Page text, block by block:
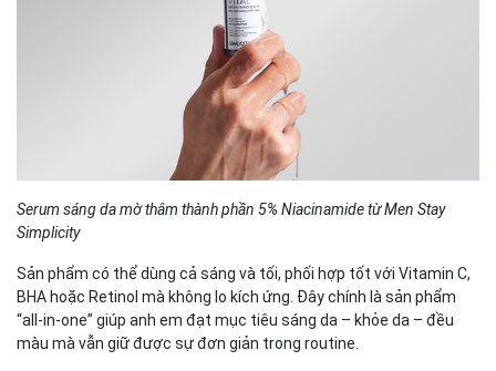
Serum sáng da mờ thâm thành phần 5% Niacinamide từ Men Stay
Simplicity
Sản phẩm có thể dùng cả sáng và tối, phối hợp tốt với Vitamin C,
BHA hoặc Retinol mà không lo kích ứng. Đây chính là sản phẩm
“all-in-one” giúp anh em đạt mục tiêu sáng da – khỏe da – đều
màu mà vẫn giữ được sự đơn giản trong routine.